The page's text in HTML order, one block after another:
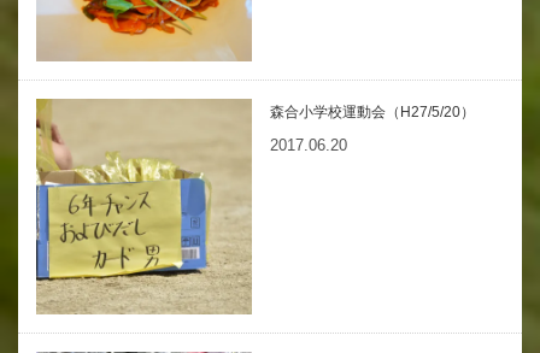
森合小学校運動会（H27/5/20）
2017.06.20